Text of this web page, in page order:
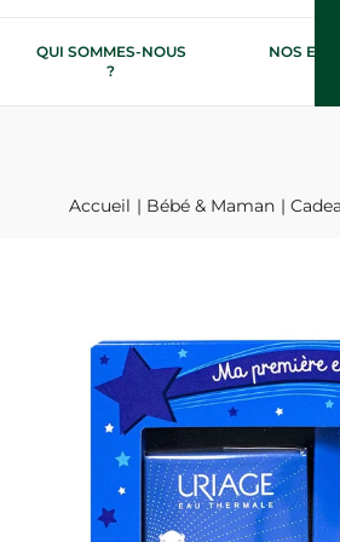
QUI SOMMES-NOUS
?
NOS
Accueil Bébé & Maman